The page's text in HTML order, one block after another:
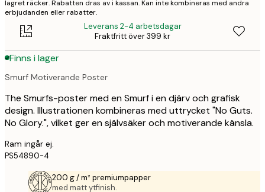
lagret räcker. Rabatten dras av i kassan. Kan inte kombineras med andra
erbjudanden eller rabatter.
Leverans 2-4 arbetsdagar
Fraktfritt över 399 kr
Finns i lager
Smurf Motiverande Poster
The Smurfs-poster med en Smurf i en djärv och grafisk
design. Illustrationen kombineras med uttrycket "No Guts.
No Glory.", vilket ger en självsäker och motiverande känsla.
Ram ingår ej.
PS54890-4
200 g / m² premiumpapper
med matt ytfinish.